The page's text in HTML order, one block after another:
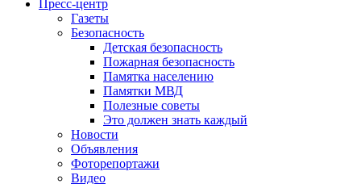
Пресс-центр
Газеты
Безопасность
Детская безопасность
Пожарная безопасность
Памятка населению
Памятки МВД
Полезные советы
Это должен знать каждый
Новости
Объявления
Фоторепортажи
Видео